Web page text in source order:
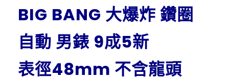
BIG BANG 大爆炸 鑽圈
自動 男錶 9成5新
表徑48mm 不含龍頭